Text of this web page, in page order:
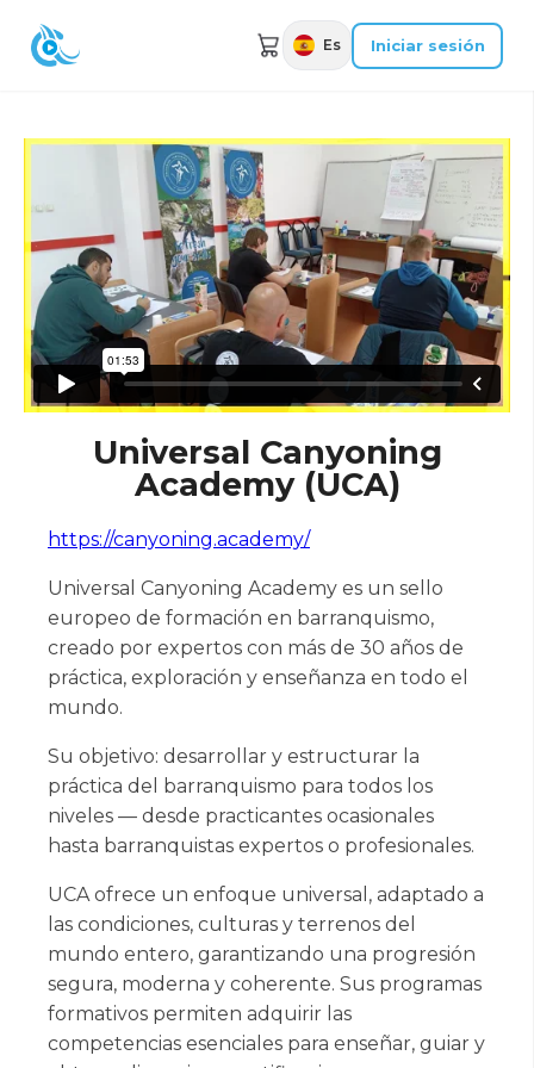
Es Iniciar sesión
Universal Canyoning
Academy (UCA)
https://canyoning.academy/
Universal Canyoning Academy es un sello
europeo de formación en barranquismo,
creado por expertos con más de 30 años de
práctica, exploración y enseñanza en todo el
mundo.
Su objetivo: desarrollar y estructurar la
práctica del barranquismo para todos los
niveles — desde practicantes ocasionales
hasta barranquistas expertos o profesionales.
UCA ofrece un enfoque universal, adaptado a
las condiciones, culturas y terrenos del
mundo entero, garantizando una progresión
segura, moderna y coherente. Sus programas
formativos permiten adquirir las
competencias esenciales para enseñar, guiar y